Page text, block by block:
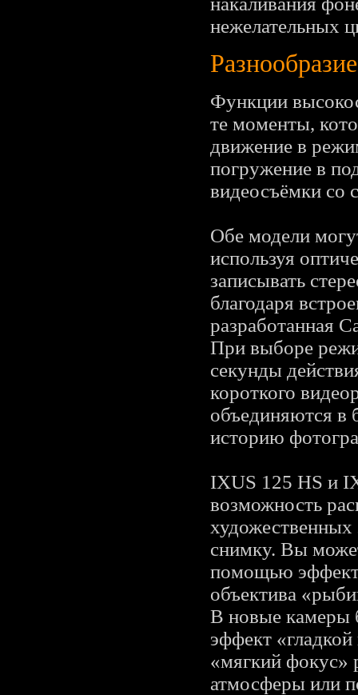
нежелательных
Функции
те моменты,
движение в
погружение в
видеосъёмки со
Обе модели
используя
записывать
благодаря
разработанная
При выборе
секунды
короткого
объединяются в
историю
IXUS 125 HS и
возможность
снимку. Вы
помощью
объектива
В новые камеры
эффект
«мягкий фокус»
атмосферы или